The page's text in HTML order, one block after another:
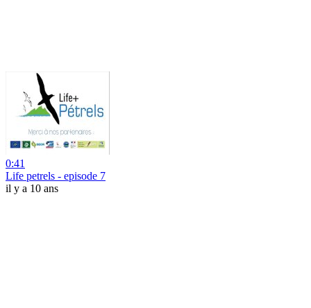
0:41
Life petrels - episode 7
il y a 10 ans